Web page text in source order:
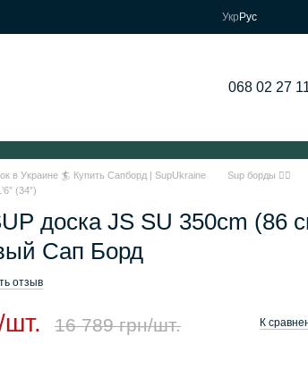
Укр Рус
068 02 27
в Украине 🏄 Купить Сапборд | SupUkraine Sup борды 🏄‍♂️
(34”)
доска JS SU 350cm (86
Сап Борд
отзыв
шт. 16 789 грн/шт. К